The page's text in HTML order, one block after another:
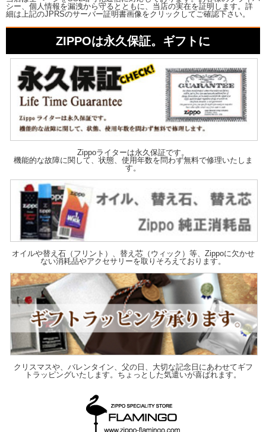
シー、個人情報を漏洩から守るとともに、当店の実在を証明します。詳
細は上記のJPRSのサーバー証明書画像をクリックしてご確認下さい。
ZIPPOは永久保証。ギフトに
Zippoライターは永久保証です。
機能的な故障に関して、状態、使用年数を問わず無料で修理いたしま
す。
オイルや替え石（フリント）、替え芯（ウィック）等、Zippoに欠かせ
ない消耗品やアクセサリーを取りそろえております。
クリスマスや、バレンタイン、父の日、大切な記念日にあわせてギフ
トラッピングいたします。ちょっとした気遣いが喜ばれます。